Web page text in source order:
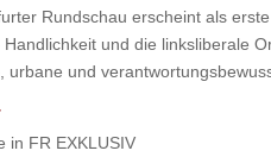
Rundschau erscheint als
Handlichkeit und die linksliberale
urbane und
in FR EXKLUSIV